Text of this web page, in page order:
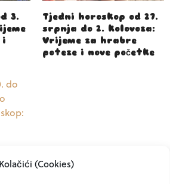
Kolačići (Cookies)
3.
i
Tjedni horoskop od 27.
srpnja do 2. kolovoza:
Vrijeme za hrabre
poteze i nove početke